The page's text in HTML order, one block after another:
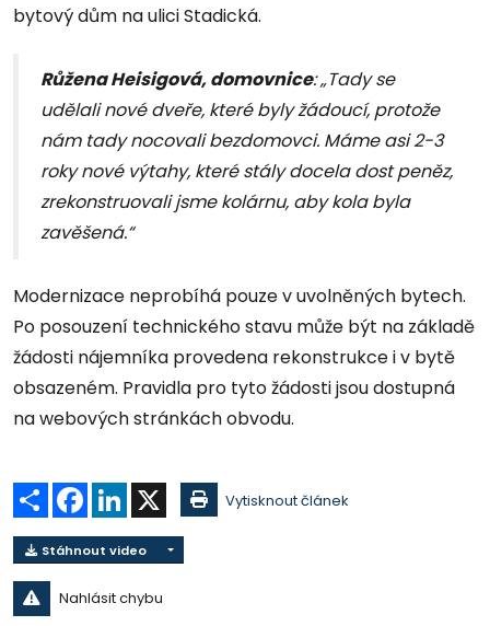
bytový dům na ulici Stadická.
Růžena Heisigová, domovnice: „Tady se
udělali nové dveře, které byly žádoucí, protože
nám tady nocovali bezdomovci. Máme asi 2-3
roky nové výtahy, které stály docela dost peněz,
zrekonstruovali jsme kolárnu, aby kola byla
zavěšená.“
Modernizace neprobíhá pouze v uvolněných bytech.
Po posouzení technického stavu může být na základě
žádosti nájemníka provedena rekonstrukce i v bytě
obsazeném. Pravidla pro tyto žádosti jsou dostupná
na webových stránkách obvodu.
Sdílet Facebook
LinkedIn Vytisknout článek
Stáhnout video
Nahlásit chybu